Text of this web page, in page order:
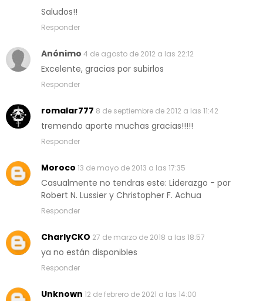
Saludos!!
Responder
Anónimo 4 de agosto de 2012 a las 22:12
Excelente, gracias por subirlos
Responder
romalar777 8 de septiembre de 2012 a las 11:42
tremendo aporte muchas gracias!!!!!
Responder
Moroco 13 de mayo de 2013 a las 17:35
Casualmente no tendras este: Liderazgo - por
Robert N. Lussier y Christopher F. Achua
Responder
CharlyCKO 27 de marzo de 2018 a las 18:57
ya no están disponibles
Responder
Unknown 12 de febrero de 2021 a las 14:00